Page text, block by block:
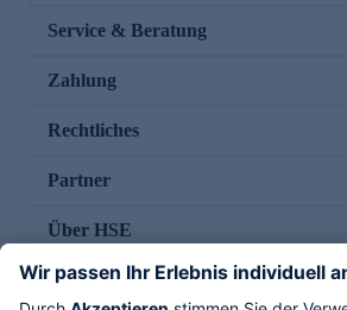
Service & Beratung
Zahlung
Rechtliches
Partner
Über HSE
Im TV